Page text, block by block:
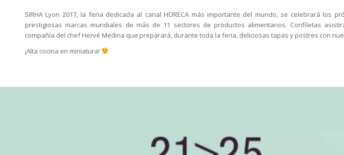
SIRHA Lyon 2017, la feria dedicada al canal HORECA más importante del mundo, se celebrará los
prestigiosas marcas mundiales de más de 11 sectores de productos alimentarios. Confiletas
compañía del chef Hervé Medina que preparará, durante toda la feria, deliciosas tapas y postres con
¡Alta cocina en miniatura!